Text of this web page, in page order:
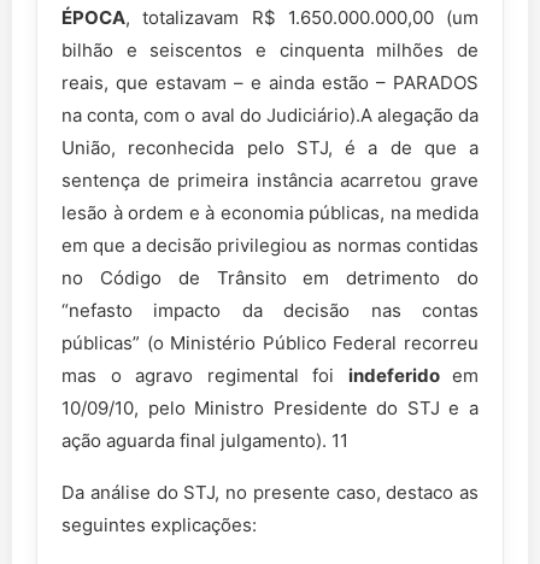
ÉPOCA, totalizavam R$ 1.650.000.000,00 (um
bilhão e seiscentos e cinquenta milhões de
reais, que estavam – e ainda estão – PARADOS
na conta, com o aval do Judiciário).A alegação da
União, reconhecida pelo STJ, é a de que a
sentença de primeira instância acarretou grave
lesão à ordem e à economia públicas, na medida
em que a decisão privilegiou as normas contidas
no Código de Trânsito em detrimento do
“nefasto impacto da decisão nas contas
públicas” (o Ministério Público Federal recorreu
mas o agravo regimental foi indeferido em
10/09/10, pelo Ministro Presidente do STJ e a
ação aguarda final julgamento). 11
Da análise do STJ, no presente caso, destaco as
seguintes explicações: